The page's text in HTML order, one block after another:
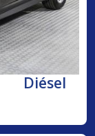
Diésel